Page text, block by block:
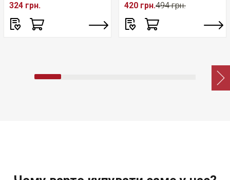
324 грн. 420 грн.494 грн.